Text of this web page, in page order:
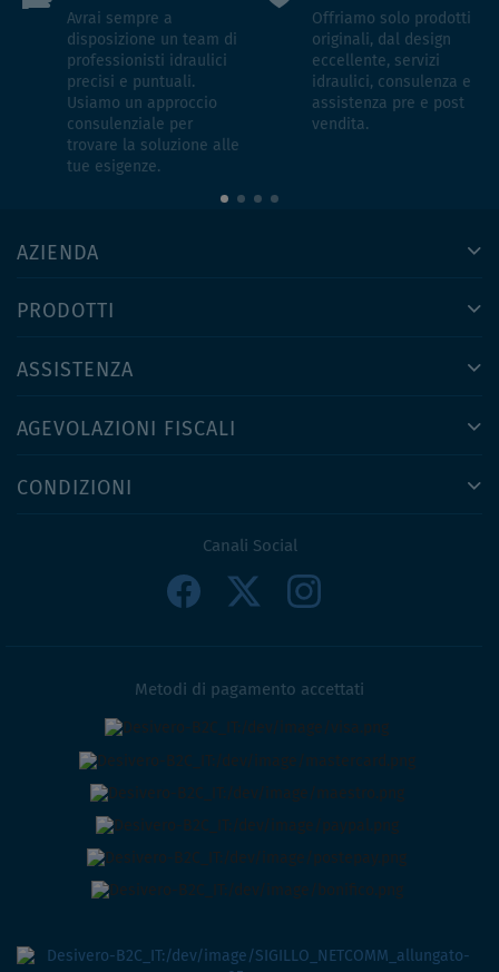
Avrai sempre a
disposizione un team di
professionisti idraulici
precisi e puntuali.
Usiamo un approccio
consulenziale per
trovare la soluzione alle
tue esigenze.
Offriamo solo prodotti
originali, dal design
eccellente, servizi
idraulici, consulenza e
assistenza pre e post
vendita.
AZIENDA
PRODOTTI
ASSISTENZA
AGEVOLAZIONI FISCALI
CONDIZIONI
Canali Social
Metodi di pagamento accettati